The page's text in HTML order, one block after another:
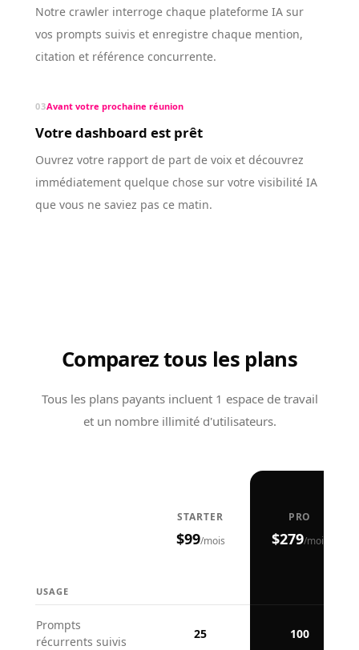
Notre crawler interroge chaque plateforme IA sur
vos prompts suivis et enregistre chaque mention,
citation et référence concurrente.
03Avant votre prochaine réunion
Votre dashboard est prêt
Ouvrez votre rapport de part de voix et découvrez
immédiatement quelque chose sur votre visibilité IA
que vous ne saviez pas ce matin.
Comparez tous les plans
Tous les plans payants incluent 1 espace de travail
et un nombre illimité d'utilisateurs.
STARTER
$99/mois
PRO
$279/mois
USAGE
Prompts
récurrents suivis
25 100